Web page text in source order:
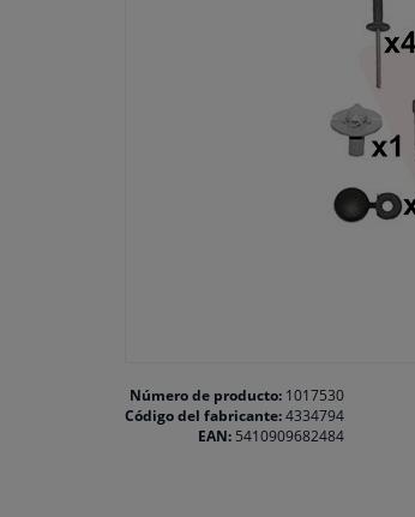
Número de producto: 1017530
Código del fabricante:4334794
EAN: 5410909682484